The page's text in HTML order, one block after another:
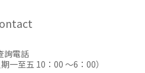
詢電話
一至五 10：00 ～6：00）